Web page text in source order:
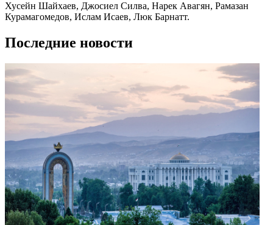
Хусейн Шайхаев, Джосиел Силва, Нарек Авагян, Рамазан
Курамагомедов, Ислам Исаев, Люк Барнатт.
Последние новости